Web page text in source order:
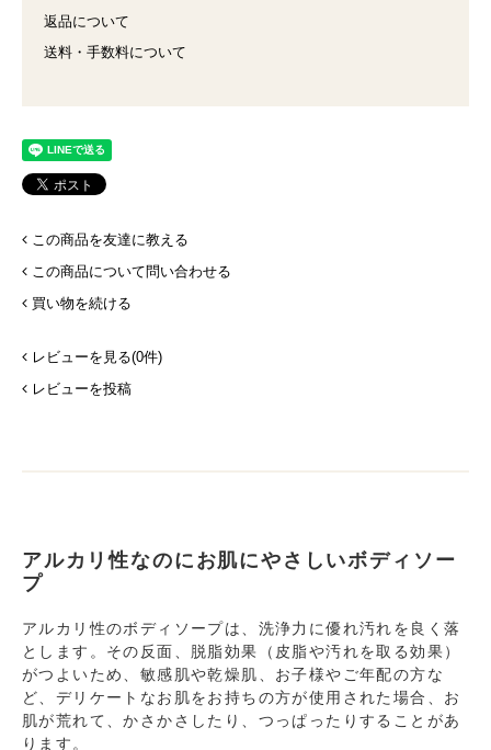
返品について
送料・手数料について
この商品を友達に教える
この商品について問い合わせる
買い物を続ける
レビューを見る(0件)
レビューを投稿
アルカリ性なのにお肌にやさしいボディソー
プ
アルカリ性のボディソープは、洗浄力に優れ汚れを良く落
とします。その反面、脱脂効果（皮脂や汚れを取る効果）
がつよいため、敏感肌や乾燥肌、お子様やご年配の方な
ど、デリケートなお肌をお持ちの方が使用された場合、お
肌が荒れて、かさかさしたり、つっぱったりすることがあ
ります。